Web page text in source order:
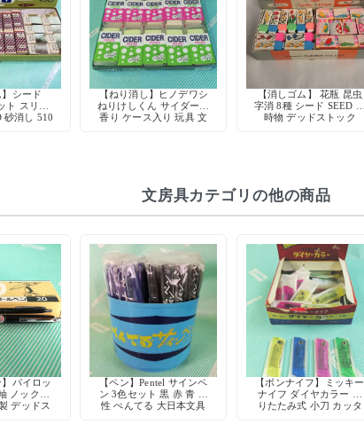
】シード
ト スリー
砂消し 510
【ねり消し】ヒノデワシ
ねりけしくん サイダーの
香り ケース入り 玩具 文
【消しゴム】 花瓶 昆虫
字消 8種 シード SEED 当
時物 デッドストック
文房具カテゴリの他の商品
】パイロッ
ノック式
デッドス
【ペン】Pentel サインペ
ン 3色セット 黒 赤 青 水
性 ぺんてる 大日本文具
【ボンナイフ】ミッキー
ナイフ ダイヤカラー 折
りたたみ式 小刀 カッタ